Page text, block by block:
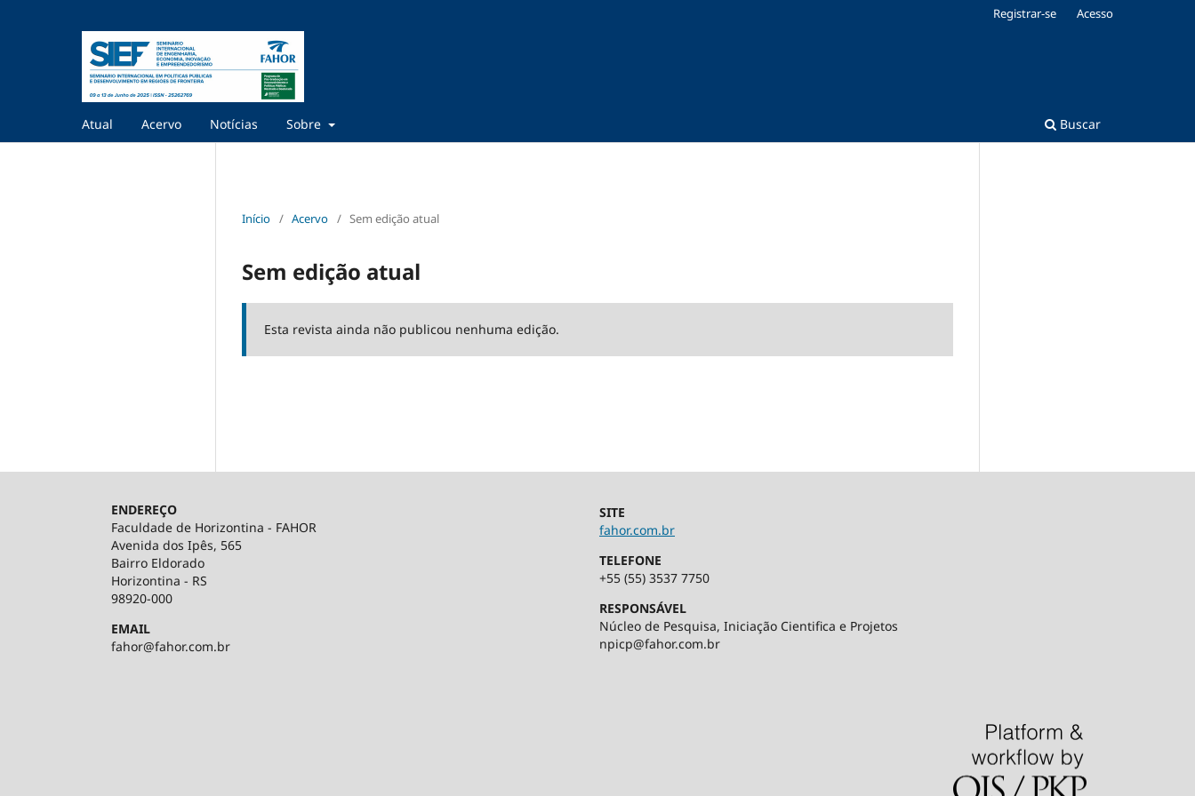
Atual Acervo Notícias Sobre Buscar
Registrar-se Acesso
Início / Acervo / Sem edição atual
Sem edição atual
Esta revista ainda não publicou nenhuma edição.
ENDEREÇO
Faculdade de Horizontina - FAHOR
Avenida dos Ipês, 565
Bairro Eldorado
Horizontina - RS
98920-000
EMAIL
fahor@fahor.com.br
SITE
fahor.com.br
TELEFONE
+55 (55) 3537 7750
RESPONSÁVEL
Núcleo de Pesquisa, Iniciação Cientifica e Projetos
npicp@fahor.com.br